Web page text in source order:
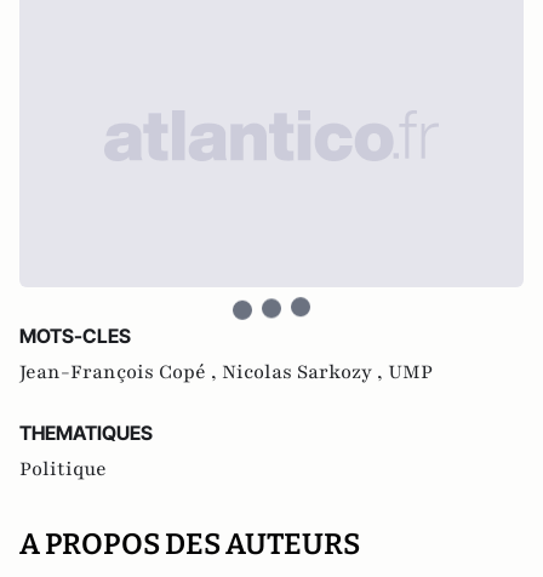
MOTS-CLES
Jean-François Copé , Nicolas Sarkozy , UMP
THEMATIQUES
Politique
A PROPOS DES AUTEURS